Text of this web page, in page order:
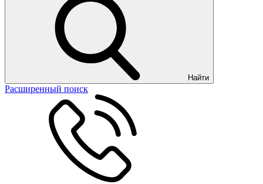
Найти
Расширенный поиск